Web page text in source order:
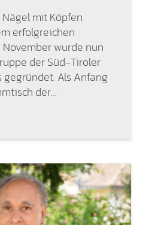
mit Köpfen
erfolgreichen
wurde nun
der Süd-Tiroler
gegründet. Als Anfang
der…